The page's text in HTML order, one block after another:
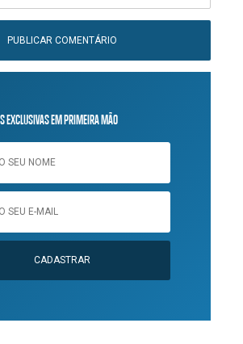
EXCLUSIVAS EM PRIMEIRA MÃO
CADASTRAR